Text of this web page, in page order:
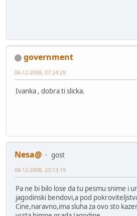
government
06-12-2008, 07:24:29
Ivanka , dobra ti slicka.
Nesa@
gost
08-12-2008, 23:13:19
Pa ne bi bilo lose da tu pesmu snime i
jagodinski bendovi,a pod
Cine,naravno,ima sluha za ovo sto